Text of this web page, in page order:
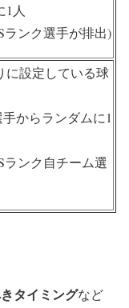
1人
ランク選手が排出)
に設定している球
からランダムに1
ランク自チーム選
タイミングなど